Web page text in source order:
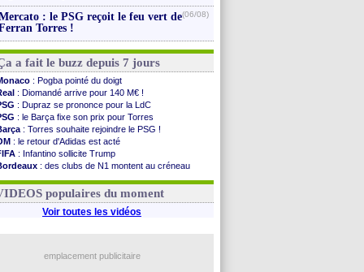
: le PSG reçoit le feu vert de
Torres !
(06/08)
a fait le buzz depuis 7 jours
: Pogba pointé du doigt
: Diomandé arrive pour 140 M€ !
: Dupraz se prononce pour la LdC
: le Barça fixe son prix pour Torres
: Torres souhaite rejoindre le PSG !
: le retour d'Adidas est acté
: Infantino sollicite Trump
: des clubs de N1 montent au créneau
: le démenti de Leipzig pour Diomandé
populaires du moment
Voir toutes les vidéos
emplacement publicitaire